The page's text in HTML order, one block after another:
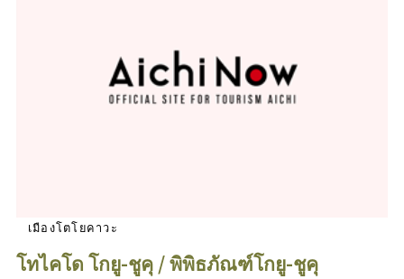
เมืองโตโยคาวะ
โทไคโด โกยู-ชูคุ / พิพิธภัณฑ์โกยู-ชูคุ